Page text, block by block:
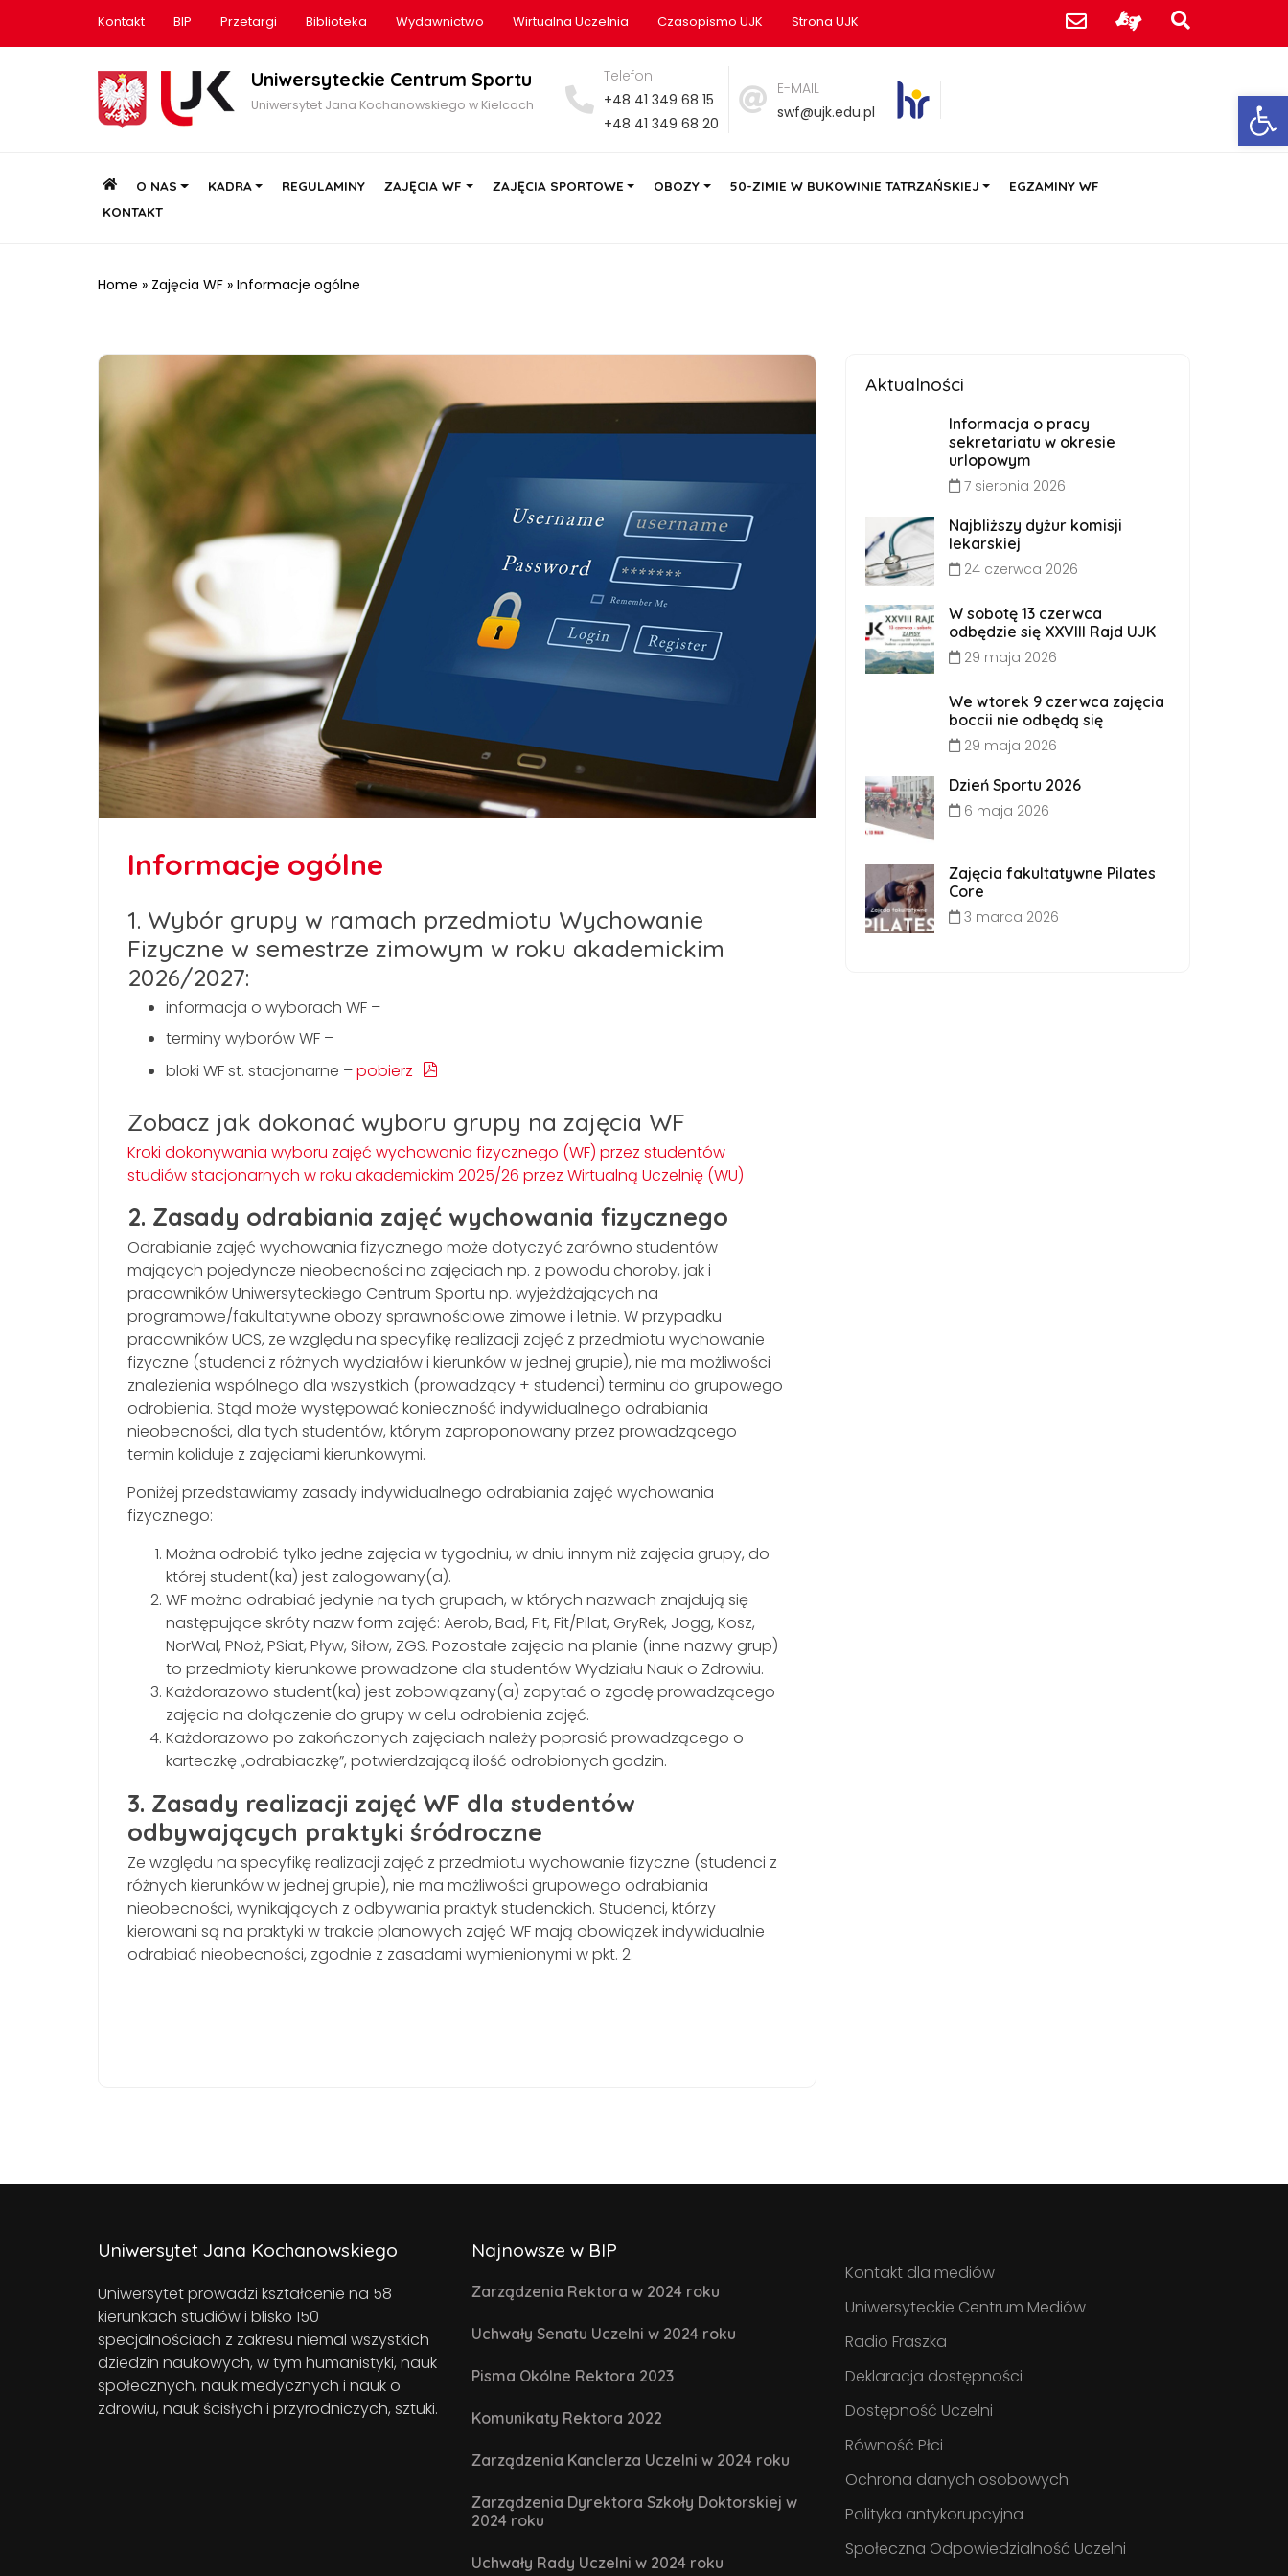
Kontakt BIP Przetargi Biblioteka Wydawnictwo Wirtualna Uczelnia Czasopismo UJK Strona UJK
Uniwersyteckie Centrum Sportu
Uniwersytet Jana Kochanowskiego w Kielcach
Telefon
+48 41 349 68 15
+48 41 349 68 20
E-MAIL
swf@ujk.edu.pl
HOMEO NAS KADRA REGULAMINY ZAJĘCIA WF ZAJĘCIA SPORTOWE OBOZY 50-ZIMIE W BUKOWINIE TATRZAŃSKIEJ
EGZAMINY WF
KONTAKT
Home » Zajęcia WF » Informacje ogólne
Informacje ogólne
1. Wybór grupy w ramach przedmiotu Wychowanie
Fizyczne w semestrze zimowym w roku akademickim
2026/2027:
informacja o wyborach WF –
terminy wyborów WF –
bloki WF st. stacjonarne –pobierz
Zobacz jak dokonać wyboru grupy na zajęcia WF
Kroki dokonywania wyboru zajęć wychowania fizycznego (WF) przez studentów
studiów stacjonarnych w roku akademickim 2025/26 przez Wirtualną Uczelnię (WU)
2. Zasady odrabiania zajęć wychowania fizycznego
Odrabianie zajęć wychowania fizycznego może dotyczyć zarówno studentów
mających pojedyncze nieobecności na zajęciach np. z powodu choroby, jak i
pracowników Uniwersyteckiego Centrum Sportu np. wyjeżdżających na
programowe/fakultatywne obozy sprawnościowe zimowe i letnie. W przypadku
pracowników UCS, ze względu na specyfikę realizacji zajęć z przedmiotu wychowanie
fizyczne (studenci z różnych wydziałów i kierunków w jednej grupie), nie ma możliwości
znalezienia wspólnego dla wszystkich (prowadzący + studenci) terminu do grupowego
odrobienia. Stąd może występować konieczność indywidualnego odrabiania
nieobecności, dla tych studentów, którym zaproponowany przez prowadzącego
termin koliduje z zajęciami kierunkowymi.
Poniżej przedstawiamy zasady indywidualnego odrabiania zajęć wychowania
fizycznego:
Można odrobić tylko jedne zajęcia w tygodniu, w dniu innym niż zajęcia grupy, do
której student(ka) jest zalogowany(a).
WF można odrabiać jedynie na tych grupach, w których nazwach znajdują się
następujące skróty nazw form zajęć: Aerob, Bad, Fit, Fit/Pilat, GryRek, Jogg, Kosz,
NorWal, PNoż, PSiat, Pływ, Siłow, ZGS. Pozostałe zajęcia na planie (inne nazwy grup)
to przedmioty kierunkowe prowadzone dla studentów Wydziału Nauk o Zdrowiu.
Każdorazowo student(ka) jest zobowiązany(a) zapytać o zgodę prowadzącego
zajęcia na dołączenie do grupy w celu odrobienia zajęć.
Każdorazowo po zakończonych zajęciach należy poprosić prowadzącego o
karteczkę „odrabiaczkę”, potwierdzającą ilość odrobionych godzin.
3. Zasady realizacji zajęć WF dla studentów
odbywających praktyki śródroczne
Ze względu na specyfikę realizacji zajęć z przedmiotu wychowanie fizyczne (studenci z
różnych kierunków w jednej grupie), nie ma możliwości grupowego odrabiania
nieobecności, wynikających z odbywania praktyk studenckich. Studenci, którzy
kierowani są na praktyki w trakcie planowych zajęć WF mają obowiązek indywidualnie
odrabiać nieobecności, zgodnie z zasadami wymienionymi w pkt. 2.
Aktualności
Informacja o pracy
sekretariatu w okresie
urlopowym
7 sierpnia 2026
Najbliższy dyżur komisji
lekarskiej
24 czerwca 2026
W sobotę 13 czerwca
odbędzie się XXVIII Rajd UJK
29 maja 2026
We wtorek 9 czerwca zajęcia
boccii nie odbędą się
29 maja 2026
Dzień Sportu 2026
6 maja 2026
Zajęcia fakultatywne Pilates
Core
3 marca 2026
Uniwersytet Jana Kochanowskiego
Uniwersytet prowadzi kształcenie na 58
kierunkach studiów i blisko 150
specjalnościach z zakresu niemal wszystkich
dziedzin naukowych, w tym humanistyki, nauk
społecznych, nauk medycznych i nauk o
zdrowiu, nauk ścisłych i przyrodniczych, sztuki.
Najnowsze w BIP
Zarządzenia Rektora w 2024 roku
Uchwały Senatu Uczelni w 2024 roku
Pisma Okólne Rektora 2023
Komunikaty Rektora 2022
Zarządzenia Kanclerza Uczelni w 2024 roku
Zarządzenia Dyrektora Szkoły Doktorskiej w
2024 roku
Uchwały Rady Uczelni w 2024 roku
Kontakt dla mediów
Uniwersyteckie Centrum Mediów
Radio Fraszka
Deklaracja dostępności
Dostępność Uczelni
Równość Płci
Ochrona danych osobowych
Polityka antykorupcyjna
Społeczna Odpowiedzialność Uczelni